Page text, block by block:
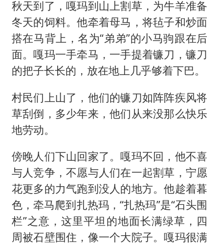
秋天到了，嘎玛到山上割草，为牛羊准备
冬天的饲料。他牵着母马，将毡子和炒面
搭在马背上，名为“弟弟”的小马驹跟在后
面。嘎玛一手牵马，一手提着镰刀，镰刀
的把子长长的，放在地上几乎够着下巴。
村民们上山了，他们的镰刀如阵阵疾风将
草刮倒，多少年来，他们从来没那么快乐
地劳动。
傍晚人们下山回家了。嘎玛不回，他不喜
与人竞争，不愿与人们在一起割草，宁愿
花更多的力气跑到没人的地方。他趁着暮
色，牵马爬到扎热玛，“扎热玛”是“石头围
栏”之意，这里平坦的地面长满绿草，四
周被石壁围住，像一个大院子。嘎玛很满